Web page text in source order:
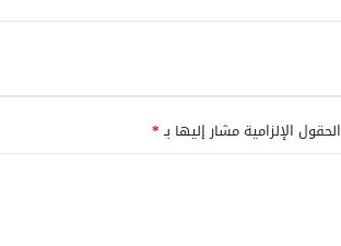
الحقول الإلزامية مشار إليها بـ*